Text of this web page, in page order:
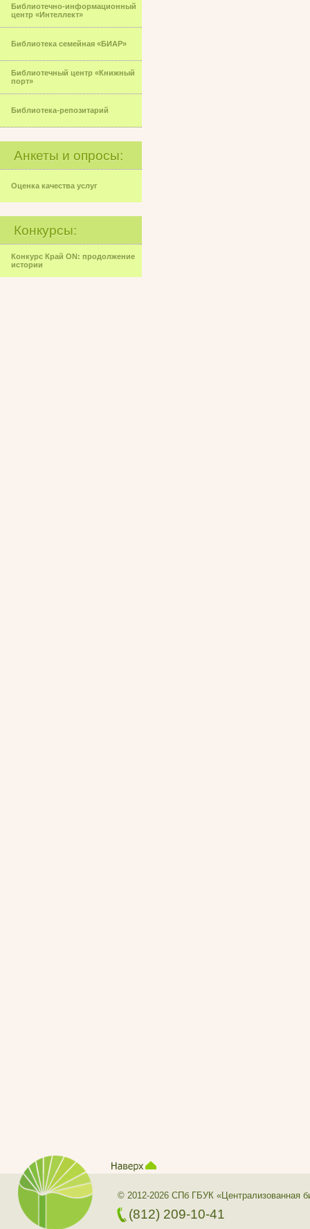
Библиотечно-информационный
центр «Интеллект»
Библиотека семейная «БИАР»
Библиотечный центр «Книжный
порт»
Библиотека-репозитарий
Анкеты и опросы:
Оценка качества услуг
Конкурсы:
Конкурс Край ON: продолжение
истории
© 2012-2026 СПб ГБУК «Централизованная
(812) 209-10-41